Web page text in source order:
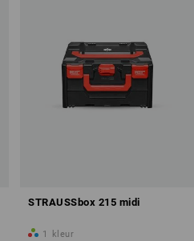
STRAUSSbox 215 midi
1 kleur